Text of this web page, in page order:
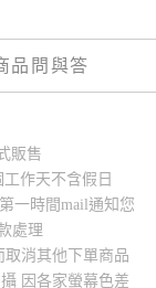
品問與答
販售
作天不含假日
一時間mail通知您
處理
消其他下單商品
因各家螢幕色差